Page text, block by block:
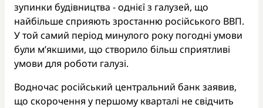
зупинки будівництва - однієї з галузей, що
найбільше сприяють зростанню російського ВВП.
У той самий період минулого року погодні умови
були м’якшими, що створило більш сприятливі
умови для роботи галузі.
Водночас російський центральний банк заявив,
що скорочення у першому кварталі не свідчить